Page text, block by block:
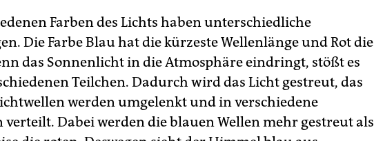
Farben des Lichts haben unterschiedliche
Die Farbe Blau hat die kürzeste Wellenlänge und Rot die
das Sonnenlicht in die Atmosphäre eindringt, stößt es
Teilchen. Dadurch wird das Licht gestreut, das
werden umgelenkt und in verschiedene
verteilt. Dabei werden die blauen Wellen mehr gestreut als